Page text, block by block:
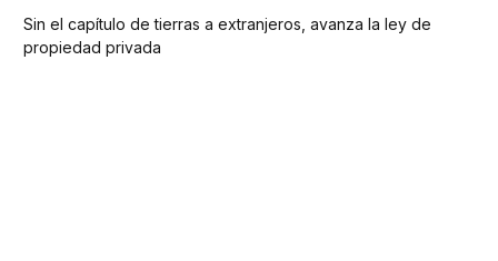
Sin el capítulo de tierras a extranjeros, avanza la ley de
propiedad privada